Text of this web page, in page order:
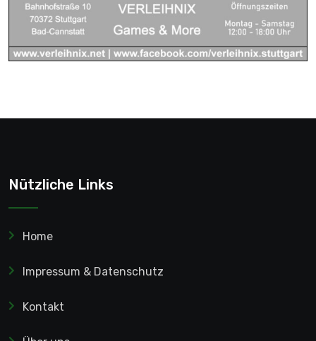
Nützliche Links
Home
Impressum & Datenschutz
Kontakt